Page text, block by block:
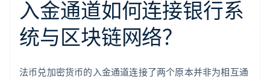
入金通道如何连接银行系
统与区块链网络？
法币兑加密货币的入金通道连接了两个原本并非为相互通